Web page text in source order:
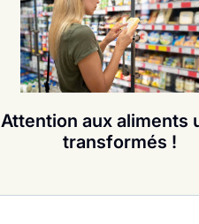
Attention aux aliments
transformés !